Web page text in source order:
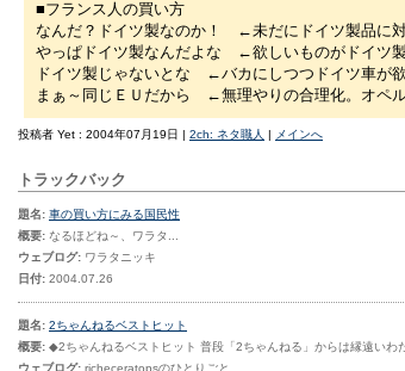
■フランス人の買い方
なんだ？ドイツ製なのか！ ←未だにドイツ製品に
やっぱドイツ製なんだよな ←欲しいものがドイツ
ドイツ製じゃないとな ←バカにしつつドイツ車が
まぁ～同じＥＵだから ←無理やりの合理化。オペル
投稿者 Yet : 2004年07月19日 | 2ch: ネタ職人 | メインへ
トラックバック
題名: 車の買い方にみる国民性
概要: なるほどね～、ワラタ...
ウェブログ: ワラタニッキ
日付: 2004.07.26
題名: 2ちゃんねるベストヒット
概要: ◆2ちゃんねるベストヒット 普段「2ちゃんねる」からは縁遠いわ
ウェブログ: richeceratopsのひとりごと